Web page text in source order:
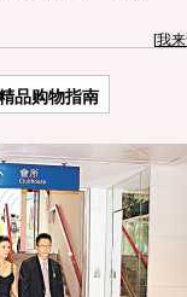
[我
品购物指南